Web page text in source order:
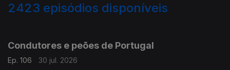
2423 episódios disponíveis
Condutores e peões de Portugal
Ep. 106
30 jul. 2026